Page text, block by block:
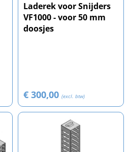
Laderek voor Snijders
VF1000 - voor 50 mm
doosjes
€ 300,00 (excl. btw)